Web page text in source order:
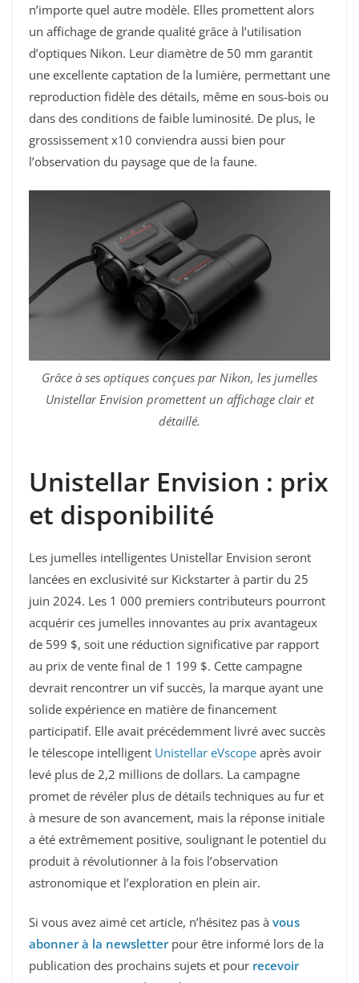
n’importe quel autre modèle. Elles promettent alors
un affichage de grande qualité grâce à l’utilisation
d’optiques Nikon. Leur diamètre de 50 mm garantit
une excellente captation de la lumière, permettant une
reproduction fidèle des détails, même en sous-bois ou
dans des conditions de faible luminosité. De plus, le
grossissement x10 conviendra aussi bien pour
l’observation du paysage que de la faune.
Grâce à ses optiques conçues par Nikon, les jumelles
Unistellar Envision promettent un affichage clair et
détaillé.
Unistellar Envision : prix
et disponibilité
Les jumelles intelligentes Unistellar Envision seront
lancées en exclusivité sur Kickstarter à partir du 25
juin 2024. Les 1 000 premiers contributeurs pourront
acquérir ces jumelles innovantes au prix avantageux
de 599 $, soit une réduction significative par rapport
au prix de vente final de 1 199 $. Cette campagne
devrait rencontrer un vif succès, la marque ayant une
solide expérience en matière de financement
participatif. Elle avait précédemment livré avec succès
le télescope intelligent Unistellar eVscope après avoir
levé plus de 2,2 millions de dollars. La campagne
promet de révéler plus de détails techniques au fur et
à mesure de son avancement, mais la réponse initiale
a été extrêmement positive, soulignant le potentiel du
produit à révolutionner à la fois l’observation
astronomique et l’exploration en plein air.
Si vous avez aimé cet article, n’hésitez pas à vous
abonner à la newsletterpour être informé lors de la
publication des prochains sujets et pour recevoir